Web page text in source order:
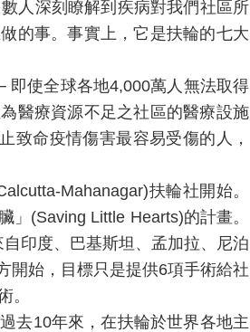
人深刻瞭解到疾病對我們社區所
的事。事實上，它是扶輪的七大
使全球各地4,000萬人無法取得
醫療資源不足之社區的醫療設施
致命疫情傷害最容易受傷的人，
Mahanagar)扶輪社開始。
(Saving Little Hearts)的計畫。
印度、巴基斯坦、孟加拉、尼泊
開始，目標只是提供6項手術給社
。
去10年來，在扶輪於世界各地主